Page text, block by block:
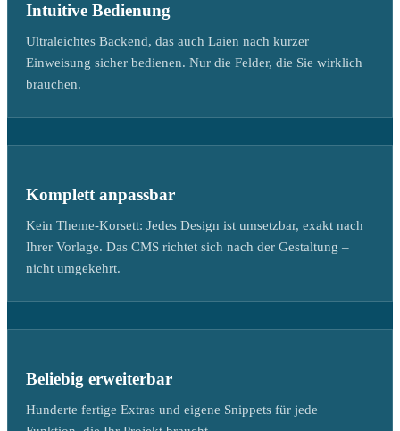
Intuitive Bedienung
Ultraleichtes Backend, das auch Laien nach kurzer
Einweisung sicher bedienen. Nur die Felder, die Sie wirklich
brauchen.
Komplett anpassbar
Kein Theme-Korsett: Jedes Design ist umsetzbar, exakt nach
Ihrer Vorlage. Das CMS richtet sich nach der Gestaltung –
nicht umgekehrt.
Beliebig erweiterbar
Hunderte fertige Extras und eigene Snippets für jede